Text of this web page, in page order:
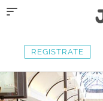
Toggle
REGISTRATE